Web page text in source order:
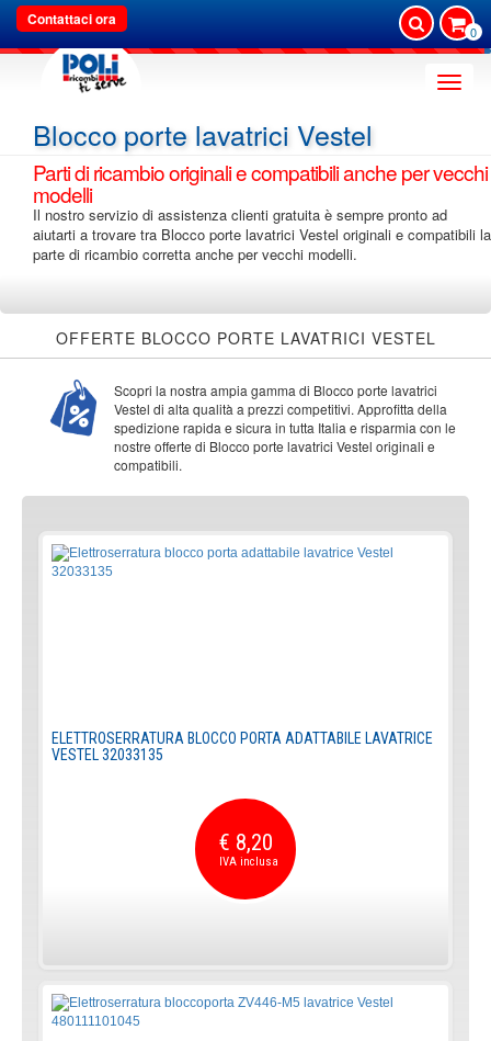
Contattaci ora
0
Toggle
Blocco porte lavatrici Vestel
Parti di ricambio originali e compatibili anche per vecchi
modelli
Il nostro servizio di assistenza clienti gratuita è sempre pronto ad
aiutarti a trovare tra Blocco porte lavatrici Vestel originali e compatibili la
parte di ricambio corretta anche per vecchi modelli.
OFFERTE BLOCCO PORTE LAVATRICI VESTEL
Scopri la nostra ampia gamma di Blocco porte lavatrici
Vestel di alta qualità a prezzi competitivi. Approfitta della
spedizione rapida e sicura in tutta Italia e risparmia con le
nostre offerte di Blocco porte lavatrici Vestel originali e
compatibili.
ELETTROSERRATURA BLOCCO PORTA ADATTABILE LAVATRICE
VESTEL 32033135
€ 8,20